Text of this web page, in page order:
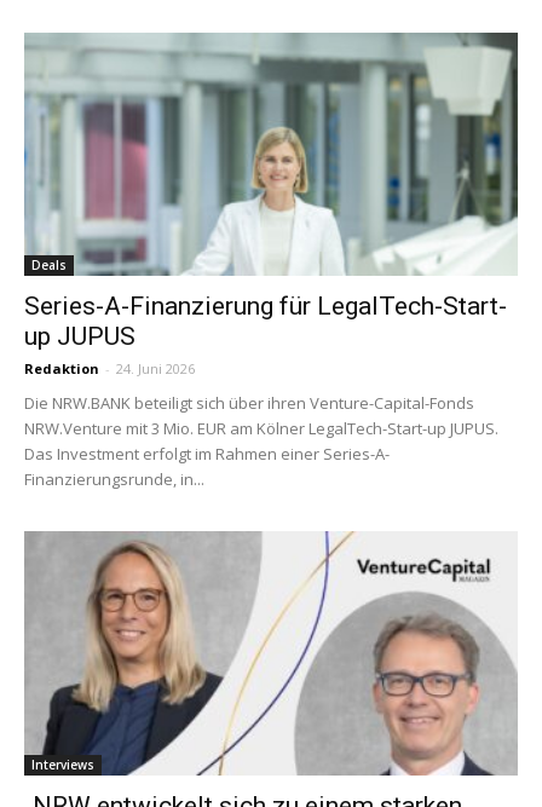
Deals
Series-A-Finanzierung für LegalTech-Start-
up JUPUS
Redaktion - 24. Juni 2026
Die NRW.BANK beteiligt sich über ihren Venture-Capital-Fonds
NRW.Venture mit 3 Mio. EUR am Kölner LegalTech-Start-up JUPUS.
Das Investment erfolgt im Rahmen einer Series-A-
Finanzierungsrunde, in...
Interviews